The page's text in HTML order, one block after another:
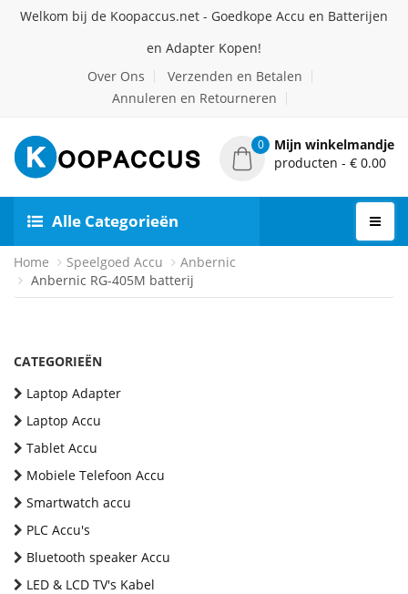
Welkom bij de Koopaccus.net - Goedkope Accu en Batterijen
en Adapter Kopen!
Over Ons
Verzenden en Betalen
Annuleren en Retourneren
0
Mijn winkelmandje
producten - € 0.00
Alle Categorieën
Home Speelgoed Accu
Anbernic
Anbernic RG-405M batterij
CATEGORIEËN
Laptop Adapter
Laptop Accu
Tablet Accu
Mobiele Telefoon Accu
Smartwatch accu
PLC Accu's
Bluetooth speaker Accu
LED & LCD TV's Kabel